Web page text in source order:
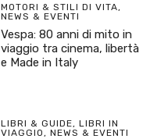
MOTORI & STILI DI VITA,
NEWS & EVENTI
Vespa: 80 anni di mito in
viaggio tra cinema, libertà
e Made in Italy
LIBRI & GUIDE, LIBRI IN
VIAGGIO, NEWS & EVENTI